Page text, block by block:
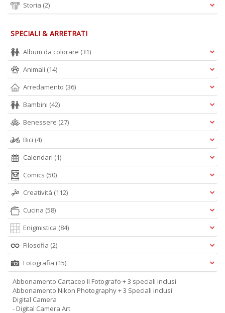
Storia (2)
SPECIALI & ARRETRATI
Album da colorare (31)
Animali (14)
Arredamento (36)
Bambini (42)
Benessere (27)
Bici (4)
Calendari (1)
Comics (50)
Creatività (112)
Cucina (58)
Enigmistica (84)
Filosofia (2)
Fotografia (15)
Abbonamento Cartaceo Il Fotografo + 3 speciali inclusi
Abbonamento Nikon Photography + 3 Speciali inclusi
Digital Camera
- Digital Camera Art